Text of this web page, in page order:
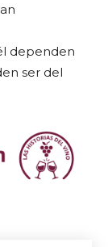
dependen
ser del